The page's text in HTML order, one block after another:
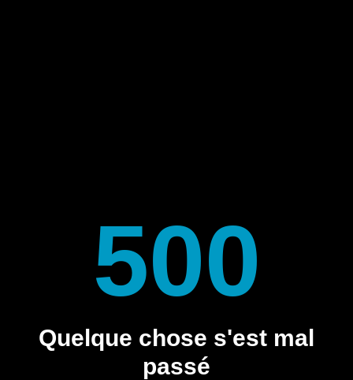
500
Quelque chose s'est mal
passé